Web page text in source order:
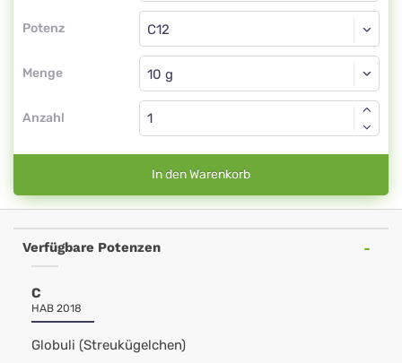
Potenz
Globuli
C12
Menge
Globuli
Anzahl
In den Warenkorb
Verfügbare Potenzen
C
HAB 2018
Globuli (Streukügelchen)